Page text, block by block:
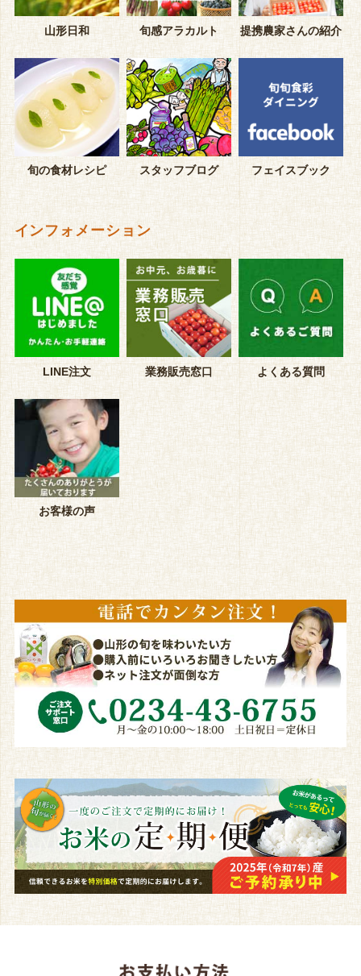
山形日和 旬感アラカルト 提携農家さんの紹介
旬の食材レシピ スタッフブログ フェイスブック
インフォメーション
LINE注文 業務販売窓口 よくある質問
お客様の声